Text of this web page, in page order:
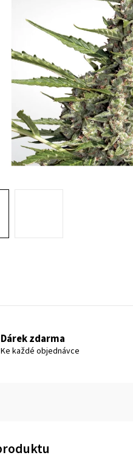
Dárek zdarma
Ke každé objednávce